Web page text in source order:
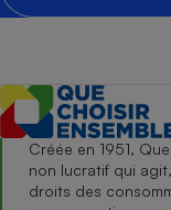
Créée en 1951,
non lucratif qui
droits des